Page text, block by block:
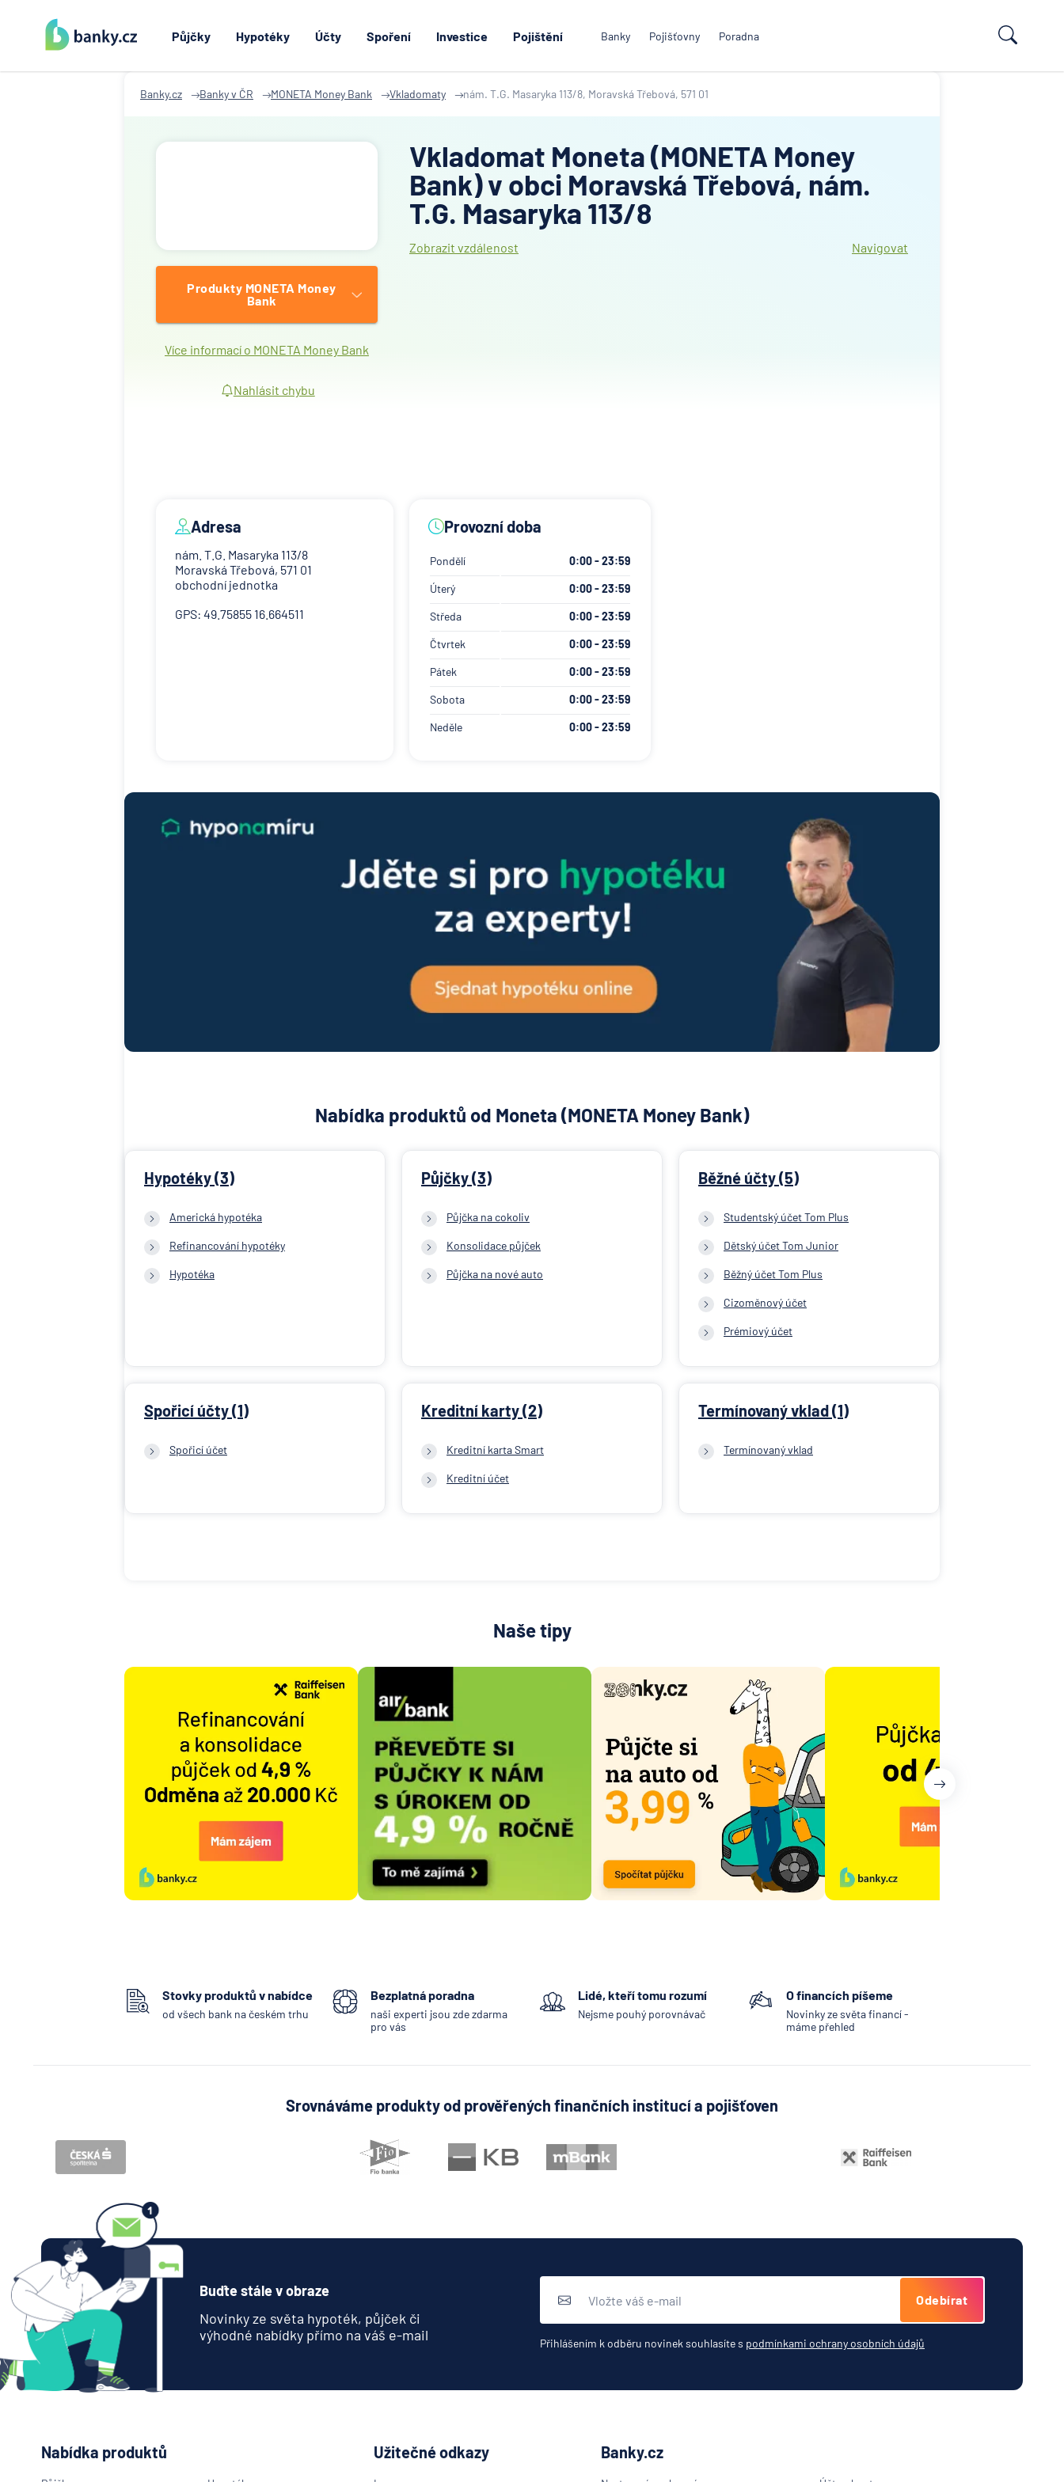
Půjčky Hypotéky Účty Spoření Investice Pojištění Banky Pojišťovny Poradna
Banky.cz Banky v ČR MONETA Money Bank Vkladomaty nám. T.G. Masaryka 113/8, Moravská Třebová, 571 01
Produkty MONETA Money
Bank
Více informací o MONETA Money Bank
Nahlásit chybu
Vkladomat Moneta (MONETA Money
Bank) v obci Moravská Třebová, nám.
T.G. Masaryka 113/8
Zobrazit vzdálenost Navigovat
Adresa
nám. T.G. Masaryka 113/8
Moravská Třebová, 571 01
obchodní jednotka
GPS: 49.75855 16.664511
Provozní doba
Pondělí 0:00 - 23:59
Úterý 0:00 - 23:59
Středa 0:00 - 23:59
Čtvrtek 0:00 - 23:59
Pátek 0:00 - 23:59
Sobota 0:00 - 23:59
Neděle 0:00 - 23:59
Nabídka produktů od Moneta (MONETA Money Bank)
Hypotéky (3)
Americká hypotéka
Refinancování hypotéky
Hypotéka
Půjčky (3)
Půjčka na cokoliv
Konsolidace půjček
Půjčka na nové auto
Běžné účty (5)
Studentský účet Tom Plus
Dětský účet Tom Junior
Běžný účet Tom Plus
Cizoměnový účet
Prémiový účet
Spořicí účty (1)
Spořicí účet
Kreditní karty (2)
Kreditní karta Smart
Kreditní účet
Termínovaný vklad (1)
Termínovaný vklad
Naše tipy
Stovky produktů v nabídce
od všech bank na českém trhu
Bezplatná poradna
naši experti jsou zde zdarma
pro vás
Lidé, kteří tomu rozumí
Nejsme pouhý porovnávač
O financích píšeme
Novinky ze světa financí -
máme přehled
Srovnáváme produkty od prověřených finančních institucí a pojišťoven
Buďte stále v obraze
Novinky ze světa hypoték, půjček či
výhodné nabídky přímo na váš e-mail
Odebírat
Přihlášením k odběru novinek souhlasíte s podmínkami ochrany osobních údajů
Nabídka produktů Užitečné odkazy Banky.cz